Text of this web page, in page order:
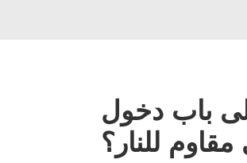
باب دخول
للنار؟